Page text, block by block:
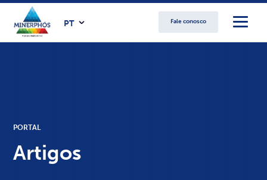
Fale conosco
PT
PORTAL
Artigos